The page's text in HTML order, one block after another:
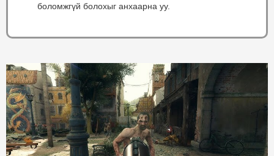
боломжгүй болохыг анхаарна уу.